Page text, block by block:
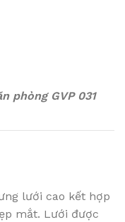
phòng GVP 031
lưới cao kết hợp
mắt. Lưới được